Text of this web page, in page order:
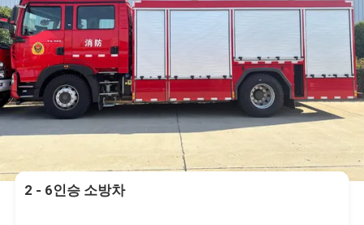
2 - 6인승 소방차